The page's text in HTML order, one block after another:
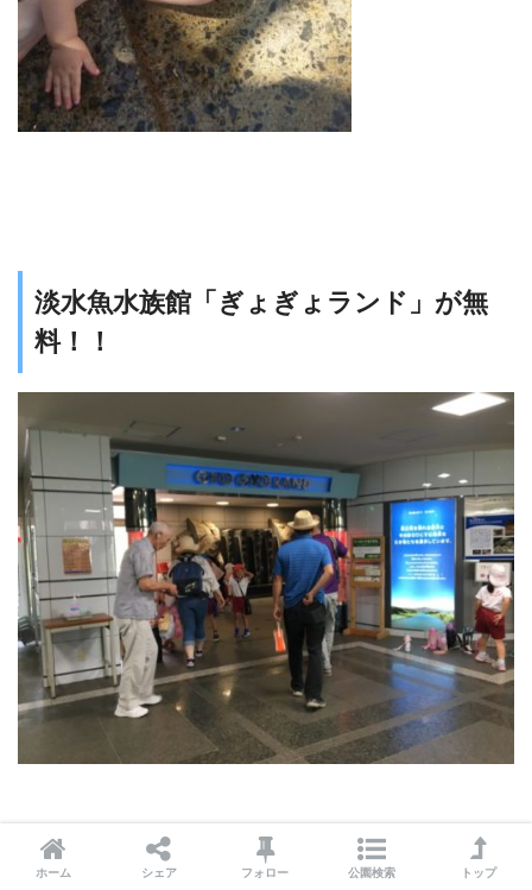
淡水魚水族館「ぎょぎょランド」が無
料！！
「ぎょぎょランド 」は東三河唯一の淡水魚水族館で
ホーム シェア フォロー 公園検索 トップ